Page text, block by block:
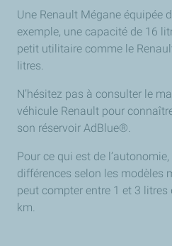
Une Renault Mégane équipée
exemple, une capacité de 16
petit utilitaire comme le
litres.
N’hésitez pas à consulter le
véhicule Renault pour
son réservoir AdBlue®.
Pour ce qui est de
différences selon les modèles
peut compter entre 1 et 3 litres
km.